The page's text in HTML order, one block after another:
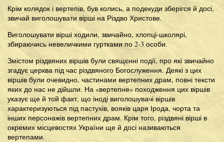
Крім колядок і вертепів, був колись, а подекуди зберігся й досі,
звичай виголошувати вірші на Різдво Христове.
Виголошувати вірші ходили, звичайно, хлопці-школярі,
збираючись невеличкими гуртками по 2-3 особи.
Змістом різдвяних віршів були свящєнні події, про які звичайно
згадує церква під час різдвяного Богослуження. Деякі з цих
віршів були очевидно, частинами вертепних драм, повні тексти
яких до нас не дійшли. На «вертепне» походження цих віршів
указує ще й той факт, що іноді виголошувачі віршів
характеризуються під пастухів, вояків царя Ірода, чорта та
інших персонажів вертепних драм. Крім того, різдвяні вірші в
окремих місцевостях України ще й досі називаються
вертепами.